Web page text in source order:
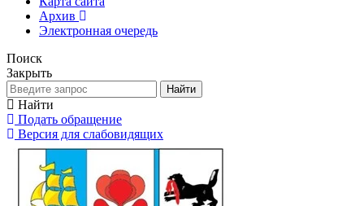
Архив
Электронная очередь
Поиск
Закрыть
Найти
Найти
Подать обращение
Версия для слабовидящих